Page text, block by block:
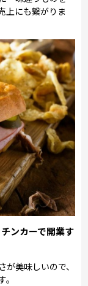
上にも繋がりま
ンカーで開業す
美味しいので、